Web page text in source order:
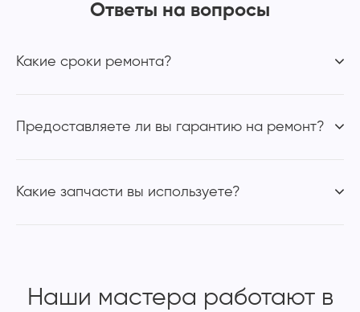
Ответы на вопросы
Какие сроки ремонта?
Предоставляете ли вы гарантию на ремонт?
Какие запчасти вы используете?
Наши мастера работают в